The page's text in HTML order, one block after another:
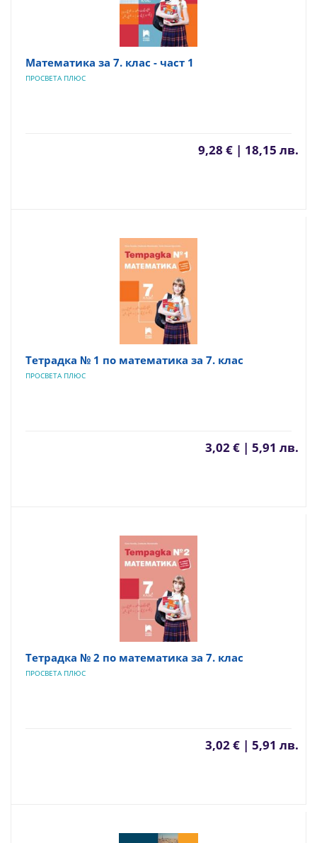
Математика за 7. клас - част 1
ПРОСВЕТА ПЛЮС
9,28 € | 18,15 лв.
Тетрадка № 1 по математика за 7. клас
ПРОСВЕТА ПЛЮС
3,02 € | 5,91 лв.
Тетрадка № 2 по математика за 7. клас
ПРОСВЕТА ПЛЮС
3,02 € | 5,91 лв.